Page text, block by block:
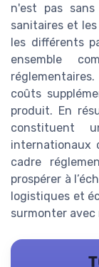
n'est pas
sanitaires et
les différents
ensemble
coûts
produit. En
constituent
internationaux
cadre
prospérer à
logistiques et
surmonter